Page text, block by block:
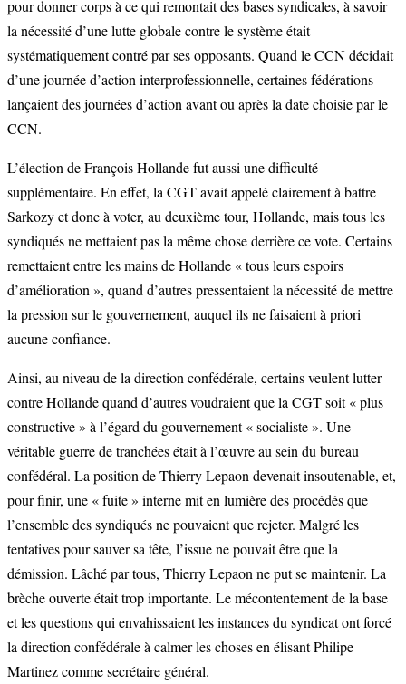
pour donner corps à ce qui remontait des bases syndicales, à savoir
la nécessité d’une lutte globale contre le système était
systématiquement contré par ses opposants. Quand le CCN décidait
d’une journée d’action interprofessionnelle, certaines fédérations
lançaient des journées d’action avant ou après la date choisie par le
CCN.
L’élection de François Hollande fut aussi une difficulté
supplémentaire. En effet, la CGT avait appelé clairement à battre
Sarkozy et donc à voter, au deuxième tour, Hollande, mais tous les
syndiqués ne mettaient pas la même chose derrière ce vote. Certains
remettaient entre les mains de Hollande « tous leurs espoirs
d’amélioration », quand d’autres pressentaient la nécessité de mettre
la pression sur le gouvernement, auquel ils ne faisaient à priori
aucune confiance.
Ainsi, au niveau de la direction confédérale, certains veulent lutter
contre Hollande quand d’autres voudraient que la CGT soit « plus
constructive » à l’égard du gouvernement « socialiste ». Une
véritable guerre de tranchées était à l’œuvre au sein du bureau
confédéral. La position de Thierry Lepaon devenait insoutenable, et,
pour finir, une « fuite » interne mit en lumière des procédés que
l’ensemble des syndiqués ne pouvaient que rejeter. Malgré les
tentatives pour sauver sa tête, l’issue ne pouvait être que la
démission. Lâché par tous, Thierry Lepaon ne put se maintenir. La
brèche ouverte était trop importante. Le mécontentement de la base
et les questions qui envahissaient les instances du syndicat ont forcé
la direction confédérale à calmer les choses en élisant Philipe
Martinez comme secrétaire général.